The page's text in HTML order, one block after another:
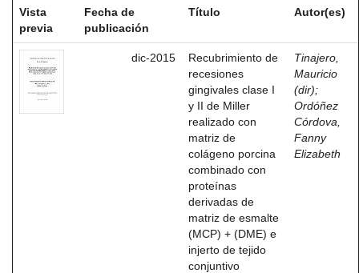
Vista
previa
Fecha de
publicación
Título Autor(es)
dic-2015
Recubrimiento de
recesiones
gingivales clase I
y II de Miller
realizado con
matriz de
colágeno porcina
combinado con
proteínas
derivadas de
matriz de esmalte
(MCP) + (DME) e
injerto de tejido
conjuntivo
Tinajero,
Mauricio
(dir);
Ordóñez
Córdova,
Fanny
Elizabeth